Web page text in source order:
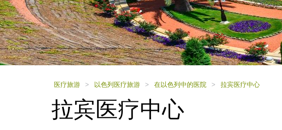
using
a
screen
reader;
Press
Control-
医疗旅游 > 以色列医疗旅游 > 在以色列中的医院 > 拉宾医疗中心
拉宾医疗中心